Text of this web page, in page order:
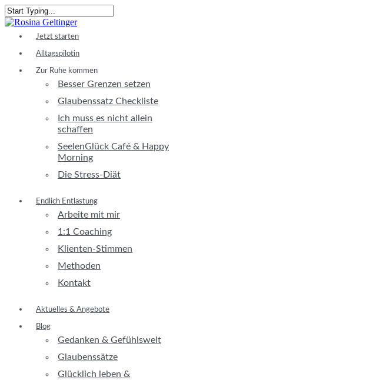
Skip
to
content
Close
Jetzt starten
Alltagspilotin
Zur Ruhe kommen
Besser Grenzen setzen
Glaubenssatz Checkliste
Ich muss es nicht allein
schaffen
SeelenGlück Café & Happy
Morning
Die Stress-Diät
Endlich Entlastung
Arbeite mit mir
1:1 Coaching
Klienten-Stimmen
Methoden
Kontakt
Aktuelles & Angebote
Blog
Gedanken & Gefühlswelt
Glaubenssätze
Glücklich leben &